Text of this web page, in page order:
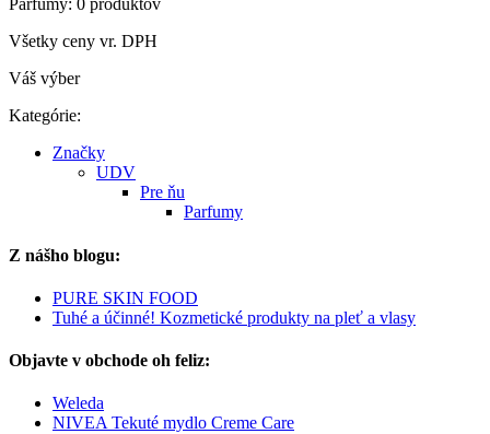
Parfumy: 0 produktov
Všetky ceny vr. DPH
Váš výber
Kategórie:
Značky
UDV
Pre ňu
Parfumy
Z nášho blogu:
PURE SKIN FOOD
Tuhé a účinné! Kozmetické produkty na pleť a vlasy
Objavte v obchode oh feliz:
Weleda
NIVEA Tekuté mydlo Creme Care